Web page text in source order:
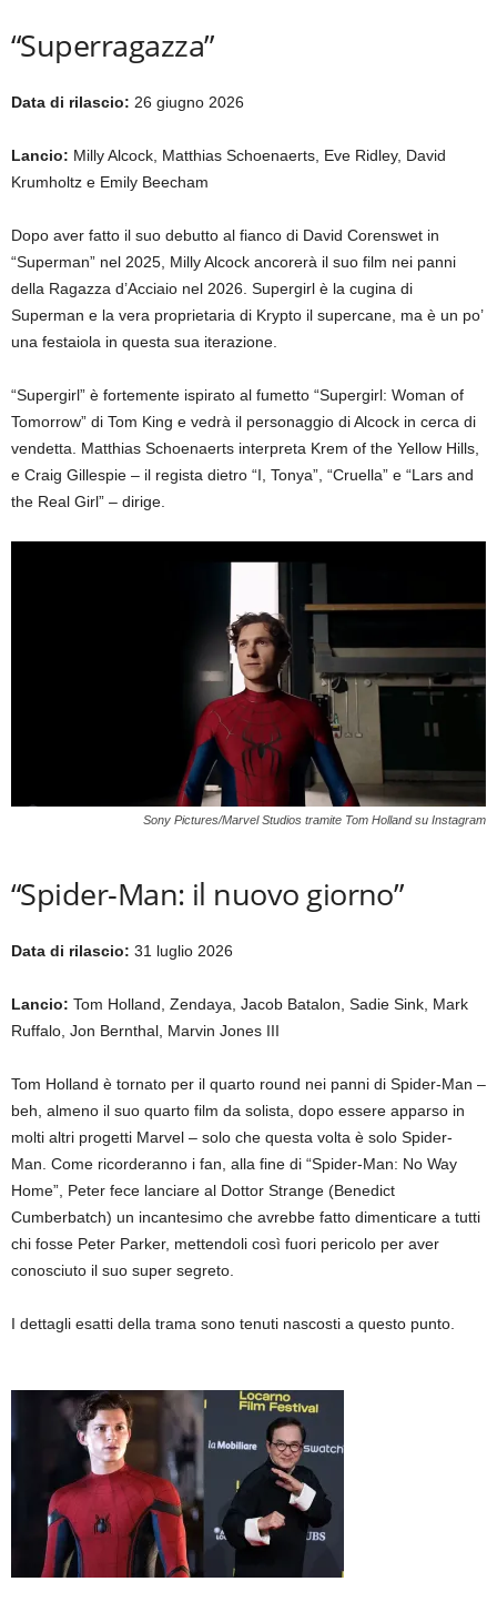
“Superragazza”
Data di rilascio: 26 giugno 2026
Lancio: Milly Alcock, Matthias Schoenaerts, Eve Ridley, David
Krumholtz e Emily Beecham
Dopo aver fatto il suo debutto al fianco di David Corenswet in
“Superman” nel 2025, Milly Alcock ancorerà il suo film nei panni
della Ragazza d’Acciaio nel 2026. Supergirl è la cugina di
Superman e la vera proprietaria di Krypto il supercane, ma è un po’
una festaiola in questa sua iterazione.
“Supergirl” è fortemente ispirato al fumetto “Supergirl: Woman of
Tomorrow” di Tom King e vedrà il personaggio di Alcock in cerca di
vendetta. Matthias Schoenaerts interpreta Krem of the Yellow Hills,
e Craig Gillespie – il regista dietro “I, Tonya”, “Cruella” e “Lars and
the Real Girl” – dirige.
Sony Pictures/Marvel Studios tramite Tom Holland su Instagram
“Spider-Man: il nuovo giorno”
Data di rilascio: 31 luglio 2026
Lancio: Tom Holland, Zendaya, Jacob Batalon, Sadie Sink, Mark
Ruffalo, Jon Bernthal, Marvin Jones III
Tom Holland è tornato per il quarto round nei panni di Spider-Man –
beh, almeno il suo quarto film da solista, dopo essere apparso in
molti altri progetti Marvel – solo che questa volta è solo Spider-
Man. Come ricorderanno i fan, alla fine di “Spider-Man: No Way
Home”, Peter fece lanciare al Dottor Strange (Benedict
Cumberbatch) un incantesimo che avrebbe fatto dimenticare a tutti
chi fosse Peter Parker, mettendoli così fuori pericolo per aver
conosciuto il suo super segreto.
I dettagli esatti della trama sono tenuti nascosti a questo punto.